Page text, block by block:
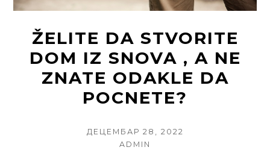
ŽELITE DA STVORITE
DOM IZ SNOVA , A NE
ZNATE ODAKLE DA
POCNETE?
POSTED
ДЕЦЕМБАР 28, 2022
AUTHOR
ADMIN